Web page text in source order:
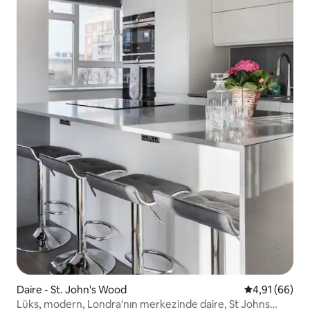
Daire - St. John's Wood 5 üzerinden
4,91 (66)
Lüks, modern, Londra'nın merkezinde daire, St Johns